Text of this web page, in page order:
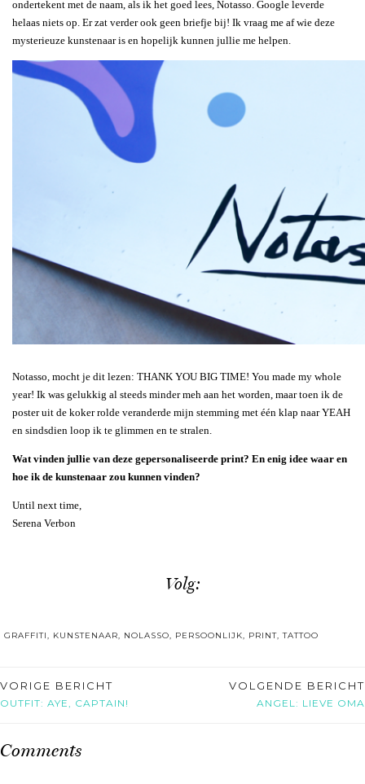
ondertekent met de naam, als ik het goed lees, Notasso. Google leverde
helaas niets op. Er zat verder ook geen briefje bij! Ik vraag me af wie deze
mysterieuze kunstenaar is en hopelijk kunnen jullie me helpen.
Notasso, mocht je dit lezen: THANK YOU BIG TIME! You made my whole
year! Ik was gelukkig al steeds minder meh aan het worden, maar toen ik de
poster uit de koker rolde veranderde mijn stemming met één klap naar YEAH
en sindsdien loop ik te glimmen en te stralen.
Wat vinden jullie van deze gepersonaliseerde print? En enig idee waar en
hoe ik de kunstenaar zou kunnen vinden?
Until next time,
Serena Verbon
Volg:
GRAFFITI, KUNSTENAAR, NOLASSO, PERSOONLIJK, PRINT,TATTOO
VORIGE BERICHT
OUTFIT: AYE, CAPTAIN!
VOLGENDE BERICHT
ANGEL: LIEVE OMA
Comments